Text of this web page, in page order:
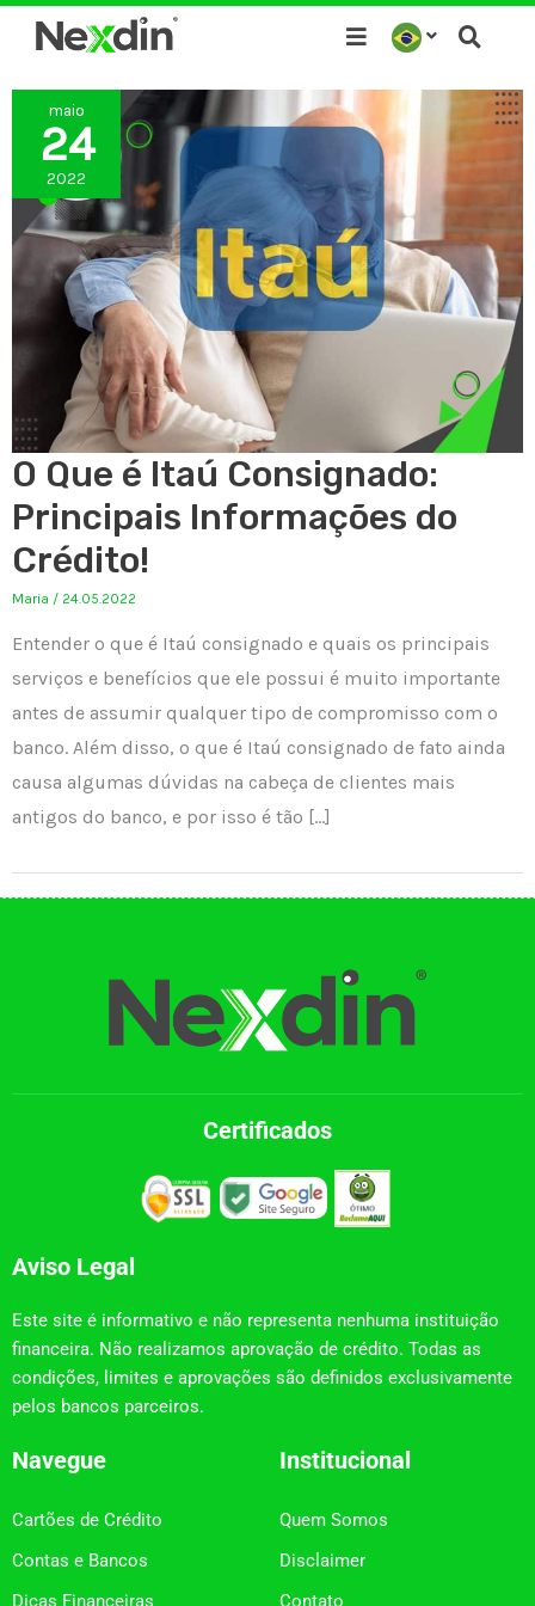
para
conteúdo
maio
24
2022
O Que é Itaú Consignado:
Principais Informações do
Crédito!
Maria / 24.05.2022
Entender o que é Itaú consignado e quais os principais
serviços e benefícios que ele possui é muito importante
antes de assumir qualquer tipo de compromisso com o
banco. Além disso, o que é Itaú consignado de fato ainda
causa algumas dúvidas na cabeça de clientes mais
antigos do banco, e por isso é tão […]
Certificados
Aviso Legal
Este site é informativo e não representa nenhuma instituição
financeira. Não realizamos aprovação de crédito. Todas as
condições, limites e aprovações são definidos exclusivamente
pelos bancos parceiros.
Navegue
Cartões de Crédito
Contas e Bancos
Dicas Financeiras
Institucional
Quem Somos
Disclaimer
Contato